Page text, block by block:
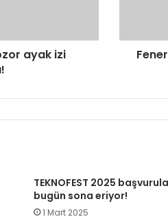
ayak izi
TEKNOFEST 2025
bugün sona eriyor!
1 Mart 2025